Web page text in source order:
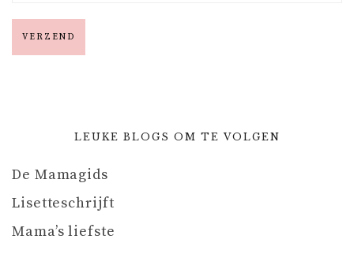
LEUKE BLOGS OM TE VOLGEN
De Mamagids
Lisetteschrijft
Mama’s liefste